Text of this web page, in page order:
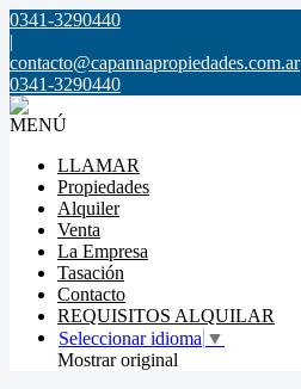
0341-3290440
|
contacto@capannapropiedades.com.ar
0341-3290440
MENÚ
LLAMAR
Propiedades
Alquiler
Venta
La Empresa
Tasación
Contacto
REQUISITOS ALQUILAR
Seleccionar idioma ▼
Mostrar original